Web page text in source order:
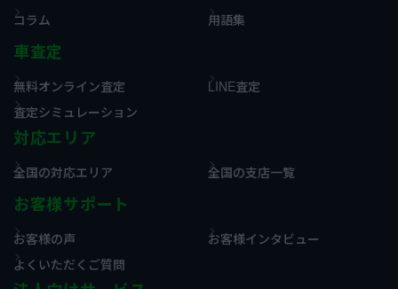
コラム 用語集
車査定
無料オンライン査定
LINE査定
査定シミュレーション
対応エリア
全国の対応エリア 全国の支店一覧
お客様サポート
お客様の声
お客様インタビュー
よくいただくご質問